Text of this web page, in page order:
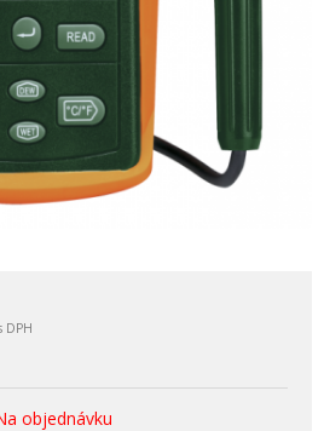
DPH
objednávku